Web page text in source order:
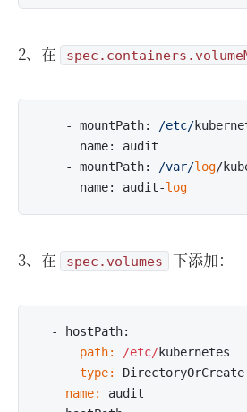
2、在
    - mountPath:
/etc/
      name: audit
    - mountPath:
/var/log/
      name: audit-
log
3、在 spec.volumes 下添加：
      path:
/etc/
      type:
    name:
audit